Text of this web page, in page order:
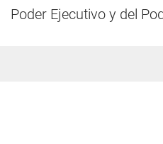
Poder Ejecutivo y del